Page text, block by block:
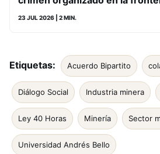
23 JUL 2026 | 2 MIN.
Etiquetas: Acuerdo Bipartito
Diálogo Social Industria minera
Ley 40 Horas Minería Sector
Universidad Andrés Bello